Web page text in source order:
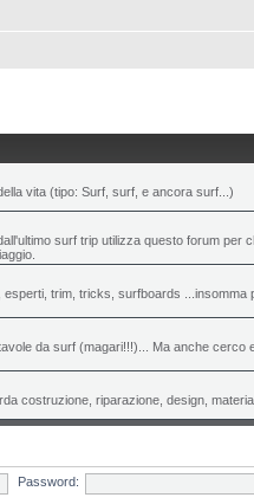
vita (tipo: Surf, surf, e ancora surf...)
surf trip utilizza questo forum per
esperti, trim, tricks, surfboards ...insomma
da surf (magari!!!)... Ma anche cerco
costruzione, riparazione, design,
Password: